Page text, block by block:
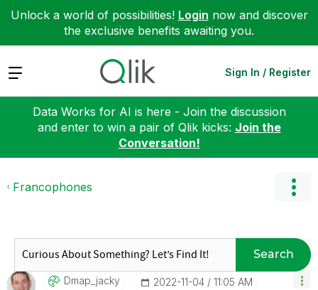
Unlock a world of possibilities! Login now and discover
the exclusive benefits awaiting you.
Expand Sign In / Register
Data Works for AI is here - Join the discussion
and enter to win a pair of Qlik kicks: Join the
Conversation!
Francophones
Search
Dmap_jacky ‎2022-11-04 11:05 AM